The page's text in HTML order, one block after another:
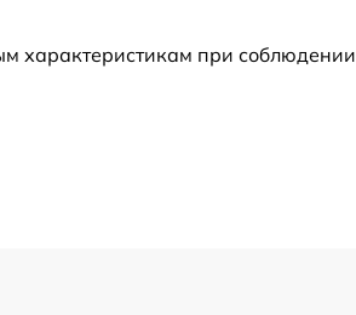
характеристикам при соблюдении